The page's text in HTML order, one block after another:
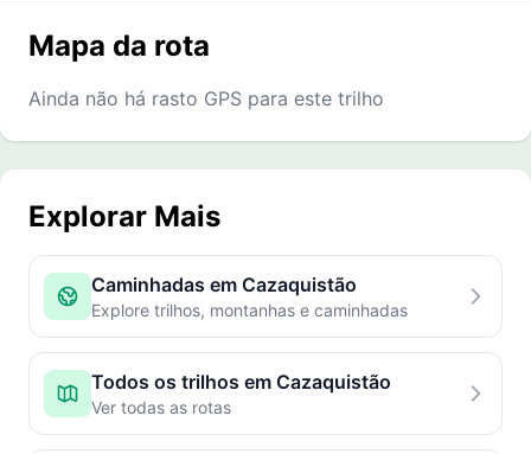
Mapa da rota
Ainda não há rasto GPS para este trilho
Explorar Mais
Caminhadas em Cazaquistão
Explore trilhos, montanhas e caminhadas
Todos os trilhos em Cazaquistão
Ver todas as rotas